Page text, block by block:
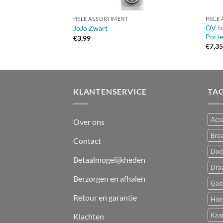
HELE ASSORTIMENT
JoJo Zwart
€3,99
HELE
OV-
€7,35
KLANTENSERVICE
Over ons
Contact
Betaalmogelijkheden
Berzorgen en afhalen
Retour en garantie
Klachten